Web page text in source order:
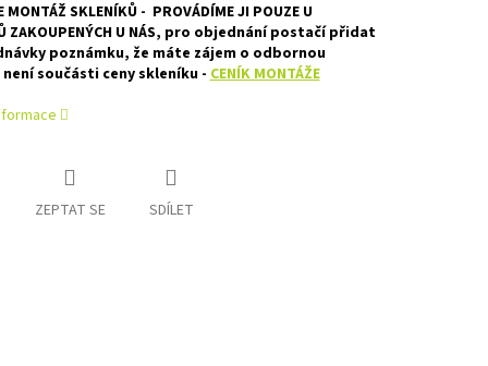
MONTÁŽ SKLENÍKŮ - PROVÁDÍME JI POUZE U
ZAKOUPENÝCH U NÁS, pro objednání postačí přidat
poznámku, že máte zájem o odbornou
součásti ceny skleníku -CENÍK MONTÁŽE
ZEPTAT SE SDÍLET